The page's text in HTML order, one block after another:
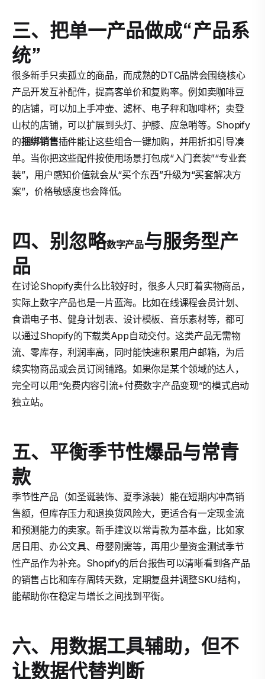
三、把单一产品做成“产品系
统”
很多新手只卖孤立的商品，而成熟的DTC品牌会围绕核心
产品开发互补配件，提高客单价和复购率。例如卖咖啡豆
的店铺，可以加上手冲壶、滤杯、电子秤和咖啡杯；卖登
山杖的店铺，可以扩展到头灯、护膝、应急哨等。Shopify
的捆绑销售插件能让这些组合一键加购，并用折扣引导凑
单。当你把这些配件按使用场景打包成“入门套装”“专业套
装”，用户感知价值就会从“买个东西”升级为“买套解决方
案”，价格敏感度也会降低。
四、别忽略数字产品与服务型产
品
在讨论Shopify卖什么比较好时，很多人只盯着实物商品，
实际上数字产品也是一片蓝海。比如在线课程会员计划、
食谱电子书、健身计划表、设计模板、音乐素材等，都可
以通过Shopify的下载类App自动交付。这类产品无需物
流、零库存，利润率高，同时能快速积累用户邮箱，为后
续实物商品或会员订阅铺路。如果你是某个领域的达人，
完全可以用“免费内容引流+付费数字产品变现”的模式启动
独立站。
五、平衡季节性爆品与常青
款
季节性产品（如圣诞装饰、夏季泳装）能在短期内冲高销
售额，但库存压力和退换货风险大，更适合有一定现金流
和预测能力的卖家。新手建议以常青款为基本盘，比如家
居日用、办公文具、母婴刚需等，再用少量资金测试季节
性产品作为补充。Shopify的后台报告可以清晰看到各产品
的销售占比和库存周转天数，定期复盘并调整SKU结构，
能帮助你在稳定与增长之间找到平衡。
六、用数据工具辅助，但不
让数据代替判断